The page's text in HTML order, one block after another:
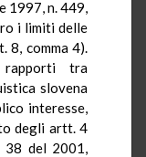
1997, n. 449,
i limiti delle
8, comma 4).
tra
slovena
interesse,
degli artt. 4
38 del 2001,